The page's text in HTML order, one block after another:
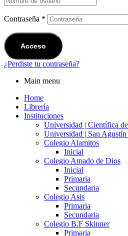
Contraseña *
Acceso
¿Perdiste tu contraseña?
Main menu
Home
Librería
Instituciones
Universidad | Científica
Universidad | San
Colegio Alamitos
Inicial
Colegio Amado de Dios
Inicial
Primaria
Secundaria
Colegio Asis
Primaria
Secundaria
Colegio B.F Skinner
Primaria